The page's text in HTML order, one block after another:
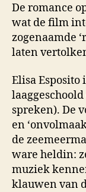
De romance
wat de film
zogenaamde
laten
Elisa
spreken). De
en
de
ware heldin:
muziek
klauwen van